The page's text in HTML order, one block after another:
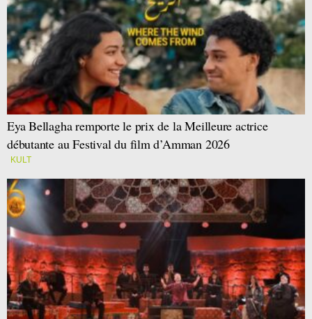
Eya Bellagha remporte le prix de la Meilleure actrice
débutante au Festival du film d’Amman 2026
KULT